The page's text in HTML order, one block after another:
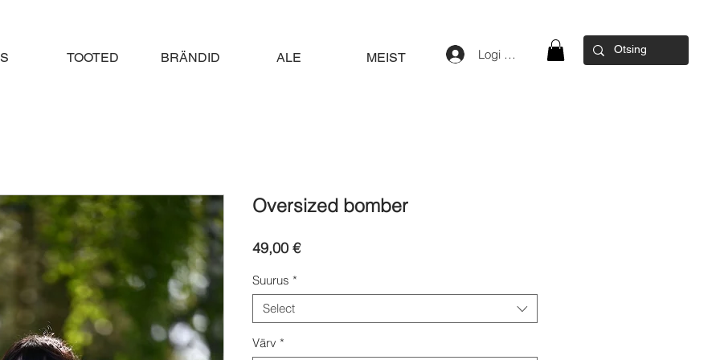
TOOTED BRÄNDID ALE MEIST Logi sisse
Oversized bomber
49,00 €Price
Suurus *
Select
Värv *